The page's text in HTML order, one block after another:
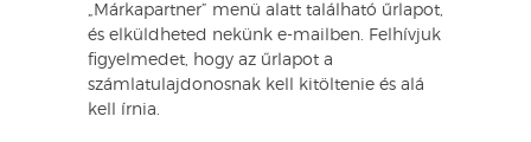
„Márkapartner” menü alatt található űrlapot,
és elküldheted nekünk e-mailben. Felhívjuk
figyelmedet, hogy az űrlapot a
számlatulajdonosnak kell kitöltenie és alá
kell írnia.